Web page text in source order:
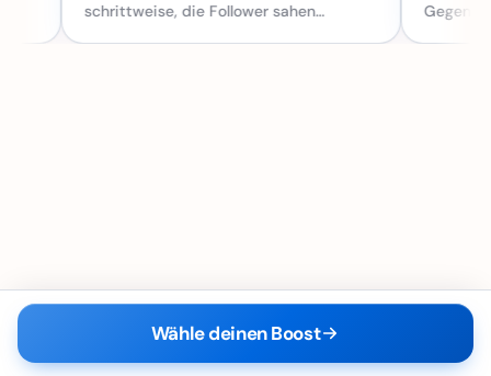
schrittweise, die Follower sahen
Wähle deinen Boost